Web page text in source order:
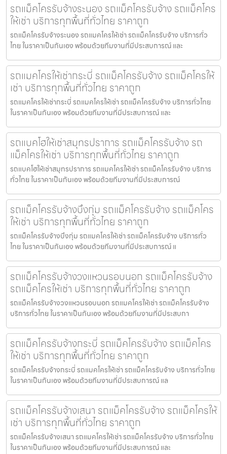
รถแม็คโครรับจ้างระนอง รถแม็คโครรับจ้าง รถแม็คโคร
ให้เช่า บริการทุกพื้นที่ทั่วไทย ราคาถูก
รถแม็คโครรับจ้างระนอง รถแมคโครให้เช่า รถแม็คโครรับจ้าง บริการทั่ว
ไทย ในราคาเป็นกันเอง พร้อมด้วยทีมงานที่มีประสบการณ์ และ
รถแมคโครให้เช่ากระบี่ รถแม็คโครรับจ้าง รถแม็คโครให้
เช่า บริการทุกพื้นที่ทั่วไทย ราคาถูก
รถแมคโครให้เช่ากระบี่ รถแมคโครให้เช่า รถแม็คโครรับจ้าง บริการทั่วไทย
ในราคาเป็นกันเอง พร้อมด้วยทีมงานที่มีประสบการณ์ และ
รถแบคโฮให้เช่าสมุทรปราการ รถแม็คโครรับจ้าง รถ
แม็คโครให้เช่า บริการทุกพื้นที่ทั่วไทย ราคาถูก
รถแบคโฮให้เช่าสมุทรปราการ รถแมคโครให้เช่า รถแม็คโครรับจ้าง บริการ
ทั่วไทย ในราคาเป็นกันเอง พร้อมด้วยทีมงานที่มีประสบการณ์
รถแม็คโครรับจ้างบึงกุ่ม รถแม็คโครรับจ้าง รถแม็คโคร
ให้เช่า บริการทุกพื้นที่ทั่วไทย ราคาถูก
รถแม็คโครรับจ้างบึงกุ่ม รถแมคโครให้เช่า รถแม็คโครรับจ้าง บริการทั่ว
ไทย ในราคาเป็นกันเอง พร้อมด้วยทีมงานที่มีประสบการณ์ แ
รถแม็คโครรับจ้างวงแหวนรอบนอก รถแม็คโครรับจ้าง
รถแม็คโครให้เช่า บริการทุกพื้นที่ทั่วไทย ราคาถูก
รถแม็คโครรับจ้างวงแหวนรอบนอก รถแมคโครให้เช่า รถแม็คโครรับจ้าง
บริการทั่วไทย ในราคาเป็นกันเอง พร้อมด้วยทีมงานที่มีประสบกา
รถแม็คโครรับจ้างกระบี่ รถแม็คโครรับจ้าง รถแม็คโคร
ให้เช่า บริการทุกพื้นที่ทั่วไทย ราคาถูก
รถแม็คโครรับจ้างกระบี่ รถแมคโครให้เช่า รถแม็คโครรับจ้าง บริการทั่วไทย
ในราคาเป็นกันเอง พร้อมด้วยทีมงานที่มีประสบการณ์ แล
รถแม็คโครรับจ้างเสนา รถแม็คโครรับจ้าง รถแม็คโครให้
เช่า บริการทุกพื้นที่ทั่วไทย ราคาถูก
รถแม็คโครรับจ้างเสนา รถแมคโครให้เช่า รถแม็คโครรับจ้าง บริการทั่วไทย
ในราคาเป็นกันเอง พร้อมด้วยทีมงานที่มีประสบการณ์ และ